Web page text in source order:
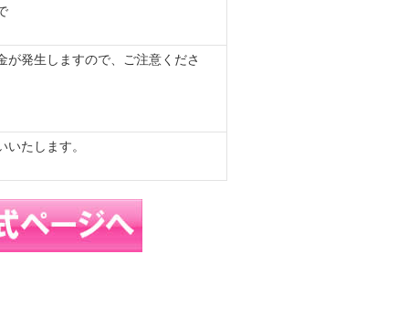
が発生しますので、ご注意くださ
たします。